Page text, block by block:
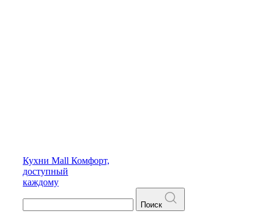
Кухни Mall Комфорт,
доступный
каждому
Поиск